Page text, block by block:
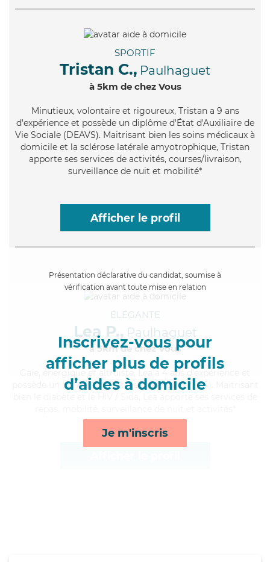
SPORTIF
Tristan C., Paulhaguet
à 5km de chez Vous
Minutieux, volontaire et rigoureux, Tristan a 9 ans
d'expérience et possède un diplôme d'État d'Auxiliaire de
Vie Sociale (DEAVS). Maitrisant bien les soins médicaux à
domicile et la sclérose latérale amyotrophique, Tristan
apporte ses services de activités, courses/livraison,
surveillance de nuit et mobilité*
Afficher le profil
Présentation déclarative du candidat, soumise à
vérification avant toute mise en relation
Inscrivez-vous pour
afficher plus de profils
d’aides à domicile
Je m'inscris
ÉLÉGANTE
Lea P., Paulhaguet
à 5km de chez Vous
, énergique et altruiste, Lea a 4 ans d'expérience et
possède un diplôme d'Etat d'aide-soignant (AS). Maitrisant